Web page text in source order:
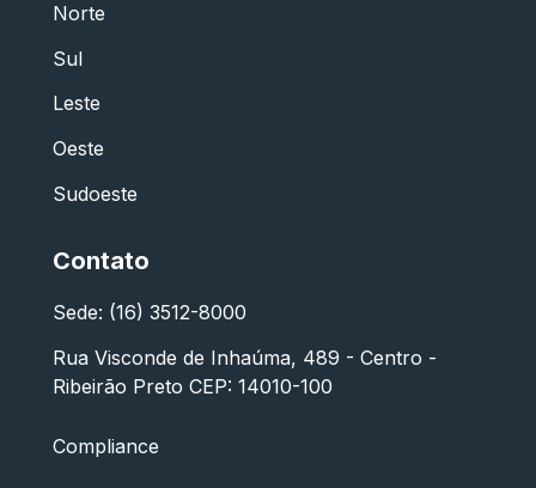
Norte
Sul
Leste
Oeste
Sudoeste
Contato
Sede: (16) 3512-8000
Rua Visconde de Inhaúma, 489 - Centro -
Ribeirão Preto CEP: 14010-100
Compliance